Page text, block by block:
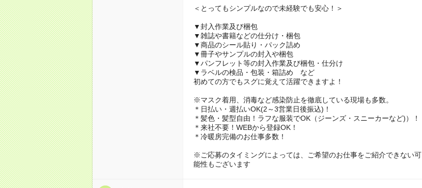
＜とってもシンプルなので未経験でも安心！＞
▼封入作業及び梱包
▼雑誌や書籍などの仕分け・梱包
▼商品のシール貼り・パック詰め
▼冊子やサンプルの封入や梱包
▼パンフレット等の封入作業及び梱包・仕分け
▼ラベルの検品・包装・箱詰め など
初めての方でもスグに覚えて活躍できますよ！
※マスク着用、消毒など感染防止を徹底している現場も多数。
＊日払い・週払いOK(2～3営業日後振込)！
＊髪色・髪型自由！ラフな服装でOK（ジーンズ・スニーカーなど)）！
＊来社不要！WEBから登録OK！
＊冷暖房完備のお仕事多数！
※ご応募のタイミングによっては、ご希望のお仕事をご紹介できない可
能性もございます